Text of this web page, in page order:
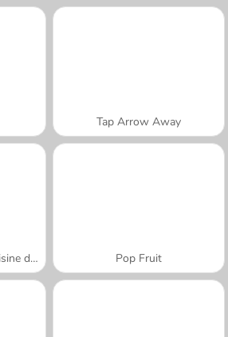
Tap Arrow Away
Tarte Tatin : École de cuisine de Sara Pop Fruit